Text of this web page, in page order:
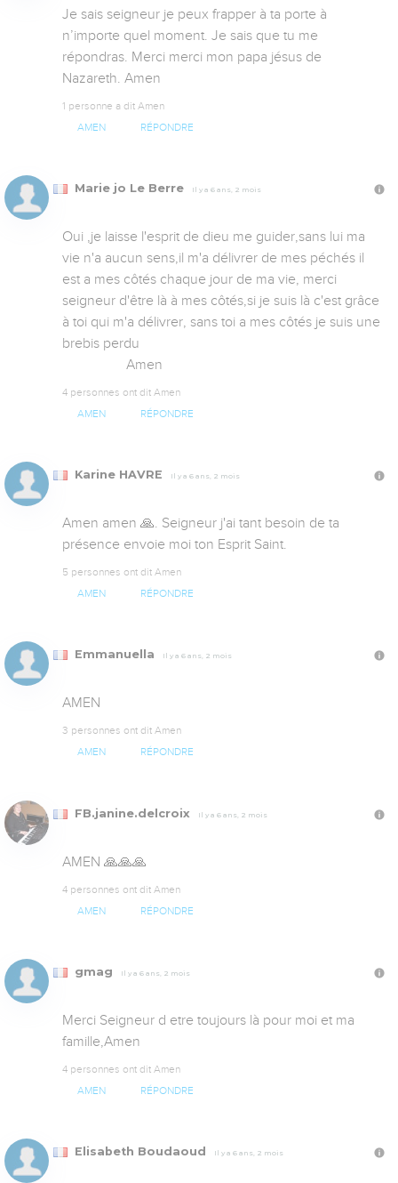
Je sais seigneur je peux frapper à ta porte à
n’importe quel moment. Je sais que tu me
répondras. Merci merci mon papa jésus de
Nazareth. Amen
1 personne a dit Amen
AMEN RÉPONDRE
Marie jo Le Berre Il y a 6 ans, 2 mois
Oui ,je laisse l'esprit de dieu me guider,sans lui ma
vie n'a aucun sens,il m'a délivrer de mes péchés il
est a mes côtés chaque jour de ma vie, merci
seigneur d'être là à mes côtés,si je suis là c'est grâce
à toi qui m'a délivrer, sans toi a mes côtés je suis une
brebis perdu
                  Amen
4 personnes ont dit Amen
AMEN RÉPONDRE
Karine HAVRE Il y a 6 ans, 2 mois
Amen amen 🙏. Seigneur j'ai tant besoin de ta
présence envoie moi ton Esprit Saint.
5 personnes ont dit Amen
AMEN RÉPONDRE
Emmanuella Il y a 6 ans, 2 mois
AMEN
3 personnes ont dit Amen
AMEN RÉPONDRE
FB.janine.delcroix Il y a 6 ans, 2 mois
AMEN 🙏🙏🙏
4 personnes ont dit Amen
AMEN RÉPONDRE
gmag Il y a 6 ans, 2 mois
Merci Seigneur d etre toujours là pour moi et ma
famille,Amen
4 personnes ont dit Amen
AMEN RÉPONDRE
Elisabeth Boudaoud Il y a 6 ans, 2 mois